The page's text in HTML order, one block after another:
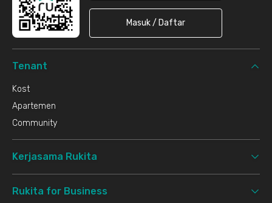
Masuk / Daftar
Tenant
Kost
Apartemen
Community
Kerjasama Rukita
Rukita for Business